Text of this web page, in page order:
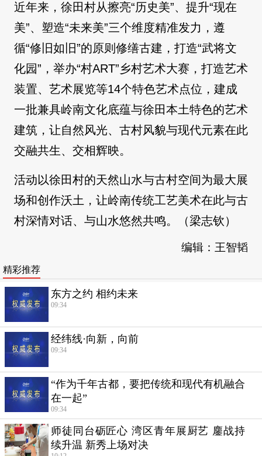
近年来，徐田村从擦亮“历史美”、提升“现在
美”、塑造“未来美”三个维度精准发力，遵
循“修旧如旧”的原则修缮古建，打造“武将文
化园”，举办“村ART”乡村艺术大赛，打造艺术
装置、艺术展览等14个特色艺术点位，建成
一批兼具岭南文化底蕴与徐田本土特色的艺术
建筑，让自然风光、古村风貌与现代元素在此
交融共生、交相辉映。
活动以徐田村的天然山水与古村空间为最大展
场和创作沃土，让岭南传统工艺美术在此与古
村深情对话、与山水悠然共鸣。（梁志钦）
编辑：王智韬
精彩推荐